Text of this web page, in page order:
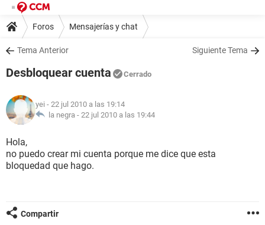
Foros Mensajerías y chat
Tema Anterior Siguiente Tema
Desbloquear cuenta Cerrado
yei - 22 jul 2010 a las 19:14
la negra - 22 jul 2010 a las 19:44
Hola,
no puedo crear mi cuenta porque me dice que esta
bloquedad que hago.
Compartir